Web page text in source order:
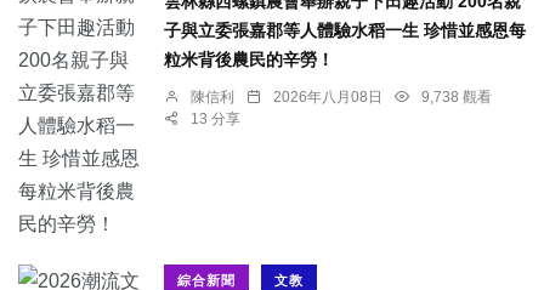
子與立委張嘉郡等人體驗水稻一生 珍惜並感恩每
粒米背後農民的辛勞！
陳信利 2026年八月08日
9,738 觀看
13 分享
綜合新聞 文教